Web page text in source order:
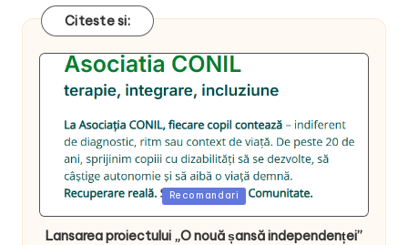
Citeste si:
Posted
in
Recomandari
Lansarea proiectului „O nouă șansă independenței”